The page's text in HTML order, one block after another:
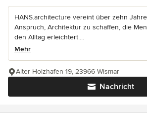
HANS.architecture vereint über zehn
Anspruch, Architektur zu schaffen, die
den Alltag erleichtert....
Mehr
Nachricht
Alter Holzhafen 19, 23966 Wismar